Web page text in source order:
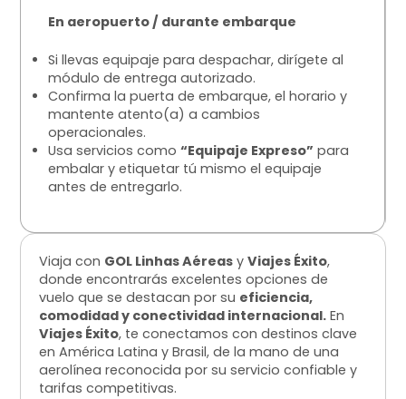
En aeropuerto / durante embarque
Si llevas equipaje para despachar, dirígete al
módulo de entrega autorizado.
Confirma la puerta de embarque, el horario y
mantente atento(a) a cambios
operacionales.
Usa servicios como“Equipaje Expreso” para
embalar y etiquetar tú mismo el equipaje
antes de entregarlo.
Viaja con GOL Linhas Aéreas yViajes Éxito,
donde encontrarás excelentes opciones de
vuelo que se destacan por su eficiencia,
comodidad y conectividad internacional. En
Viajes Éxito, te conectamos con destinos clave
en América Latina y Brasil, de la mano de una
aerolínea reconocida por su servicio confiable y
tarifas competitivas.